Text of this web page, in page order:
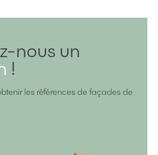
nous un
!
les références de façades de